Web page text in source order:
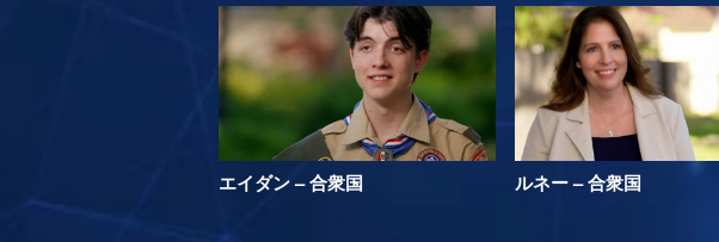
エイダン – 合衆国 ルネー – 合衆国